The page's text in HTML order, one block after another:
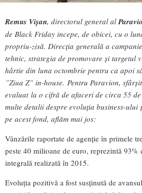
Remus Vișan, directorul general al
de Black Friday incepe, de obicei, cu o
propriu-zisă. Direcția generală a
tehnic, strategia de promovare și targetul
hârtie din luna octombrie pentru ca apoi
”Ziua Z” in-house. Pentru Paravion,
evaluat la o cifră de afaceri de circa 55
multe detalii despre evoluția business-
pe acest fond, aflăm mai jos:
Vânzările raportate de agenţie în primele
peste 40 milioane de euro, reprezintă 93%
integrală realizată în 2015.
Evoluţia pozitivă a fost susţinută de